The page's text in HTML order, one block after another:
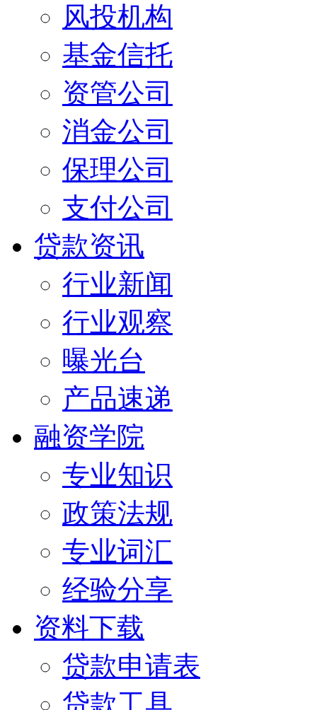
风投机构
基金信托
资管公司
消金公司
保理公司
支付公司
贷款资讯
行业新闻
行业观察
曝光台
产品速递
融资学院
专业知识
政策法规
专业词汇
经验分享
资料下载
贷款申请表